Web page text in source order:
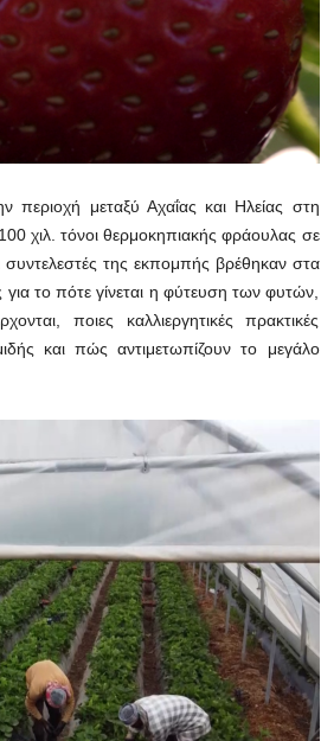
μεταξύ Αχαΐας και Ηλείας στη
χιλ. τόνοι θερμοκηπιακής φράουλας σε
της εκπομπής βρέθηκαν στα
το πότε γίνεται η φύτευση των φυτών,
ποιες καλλιεργητικές πρακτικές
και πώς αντιμετωπίζουν το μεγάλο